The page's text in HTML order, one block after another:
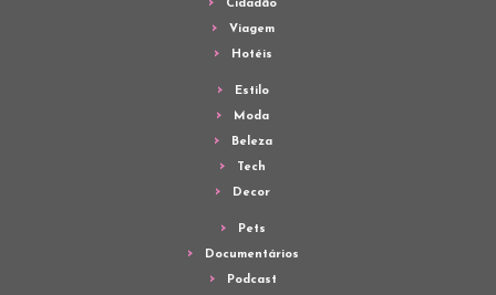
Cidadão
Viagem
Hotéis
Estilo
Moda
Beleza
Tech
Decor
Pets
Documentários
Podcast